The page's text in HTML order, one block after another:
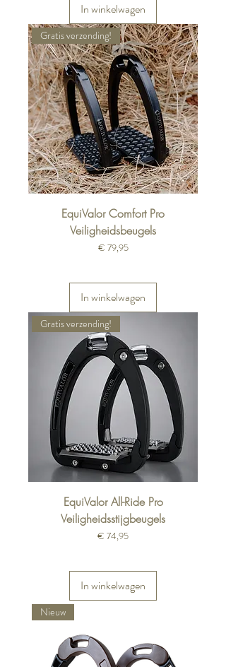
In winkelwagen
Gratis verzending!
EquiValor Comfort Pro
Veiligheidsbeugels
Prijs
€ 79,95
In winkelwagen
Gratis verzending!
EquiValor All-Ride Pro
Veiligheidsstijgbeugels
Prijs
€ 74,95
In winkelwagen
Nieuw